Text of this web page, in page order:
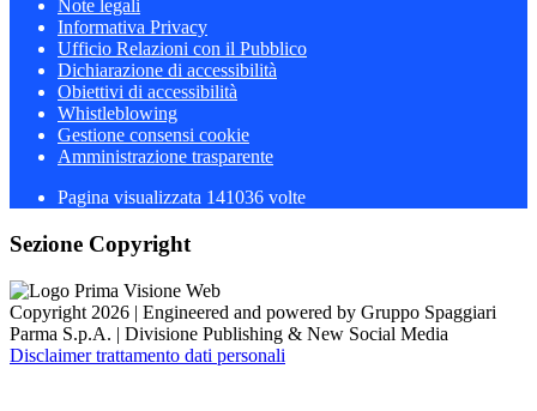
Note legali
Informativa Privacy
Ufficio Relazioni con il Pubblico
Dichiarazione di accessibilità
Obiettivi di accessibilità
Whistleblowing
Gestione consensi cookie
Amministrazione trasparente
Pagina visualizzata 141036 volte
Sezione Copyright
Copyright 2026 | Engineered and powered by Gruppo Spaggiari
Parma S.p.A. | Divisione Publishing & New Social Media
Disclaimer trattamento dati personali